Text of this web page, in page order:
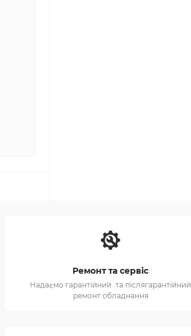
Ремонт та сервіс
Надаємо гарантійний та післягарантійний
ремонт обладнання